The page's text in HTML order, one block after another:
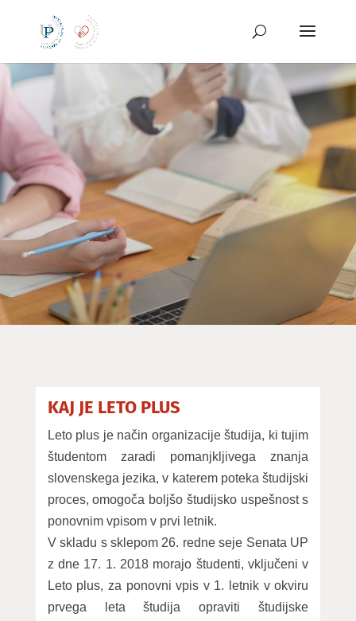
vsebino
KAJ JE LETO PLUS
Leto plus je način organizacije študija, ki tujim
študentom zaradi pomanjkljivega znanja
slovenskega jezika, v katerem poteka študijski
proces, omogoča boljšo študijsko uspešnost s
ponovnim vpisom v prvi letnik.
V skladu s sklepom 26. redne seje Senata UP
z dne 17. 1. 2018 morajo študenti, vključeni v
Leto plus, za ponovni vpis v 1. letnik v okviru
prvega leta študija opraviti študijske